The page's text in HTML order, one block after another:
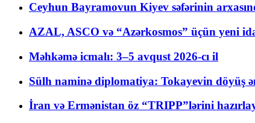
Ceyhun Bayramovun Kiyev səfərinin
AZAL, ASCO və “Azərkosmos” üçün yeni
Məhkəmə icmalı: 3–5 avqust 2026-cı il
Sülh naminə diplomatiya: Tokayevin döyüş
İran və Ermənistan öz “TRIPP”lərini